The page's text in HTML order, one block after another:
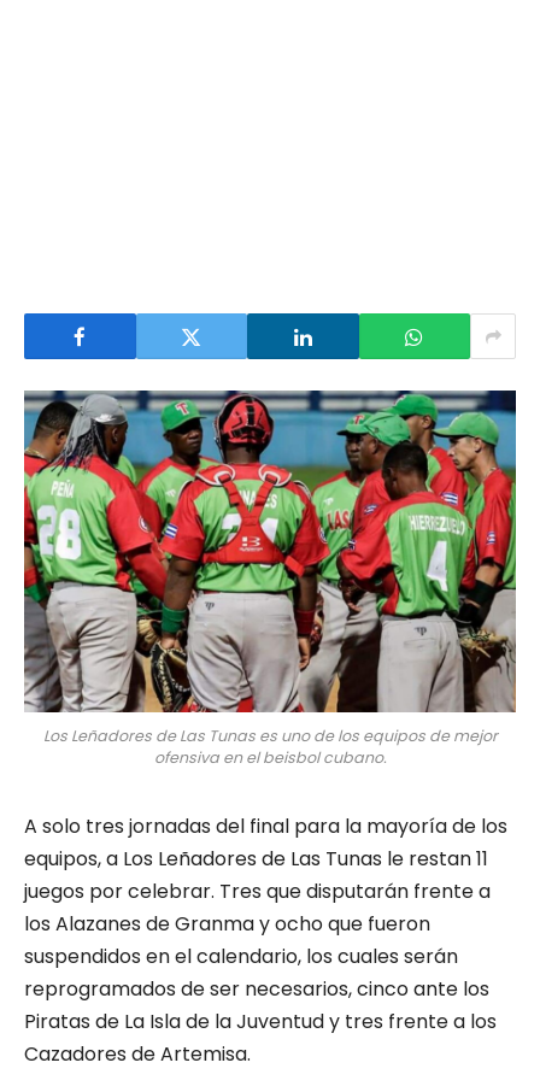
Los Leñadores de Las Tunas es uno de los equipos de mejor
ofensiva en el beisbol cubano.
A solo tres jornadas del final para la mayoría de los
equipos, a Los Leñadores de Las Tunas le restan 11
juegos por celebrar. Tres que disputarán frente a
los Alazanes de Granma y ocho que fueron
suspendidos en el calendario, los cuales serán
reprogramados de ser necesarios, cinco ante los
Piratas de La Isla de la Juventud y tres frente a los
Cazadores de Artemisa.